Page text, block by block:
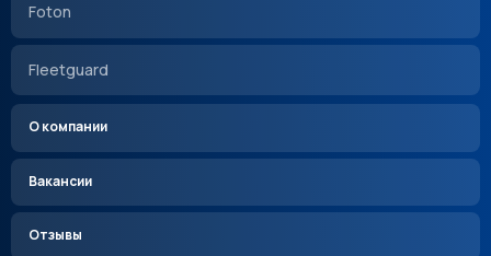
Foton
Fleetguard
О компании
Вакансии
Отзывы